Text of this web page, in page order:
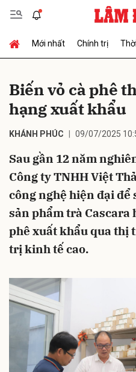
Mới nhất Chính trị
Biến vỏ cà phê
hạng xuất khẩu
KHÁNH PHÚC 09/07/2025
Sau gần 12 năm
Công ty TNHH Việt
công nghệ hiện đại để
sản phẩm trà Cascara
phê xuất khẩu qua thị
trị kinh tế cao.
Gửi bình luận